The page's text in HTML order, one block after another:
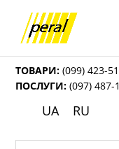
ТОВАРИ: (099) 423-
ПОСЛУГИ: (097) 487-
UA RU